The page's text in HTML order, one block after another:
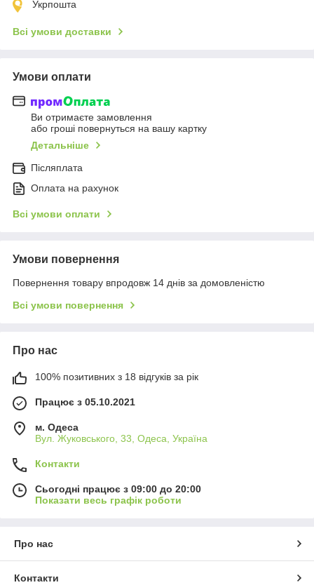
Укрпошта
Всі умови доставки
Умови оплати
Ви отримаєте замовлення
або гроші повернуться на вашу картку
Детальніше
Післяплата
Оплата на рахунок
Всі умови оплати
Умови повернення
Повернення товару впродовж 14 днів за домовленістю
Всі умови повернення
Про нас
100% позитивних з 18 відгуків за рік
Працює з 05.10.2021
м. Одеса
Вул. Жуковського, 33, Одеса, Україна
Контакти
Сьогодні працює з 09:00 до 20:00
Показати весь графік роботи
Про нас
Контакти